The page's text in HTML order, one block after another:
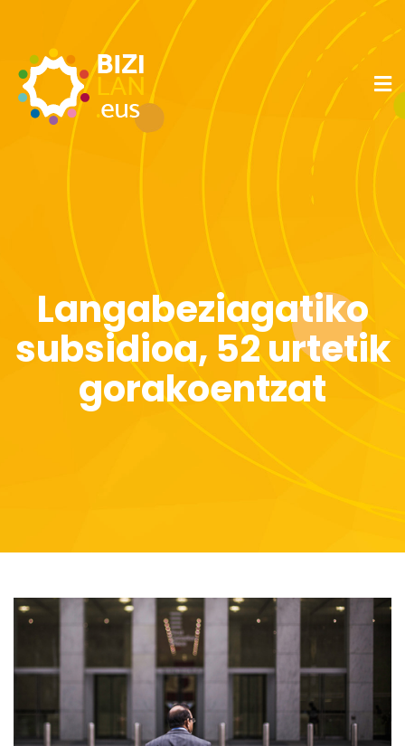
Langabeziagatiko
subsidioa, 52 urtetik
gorakoentzat